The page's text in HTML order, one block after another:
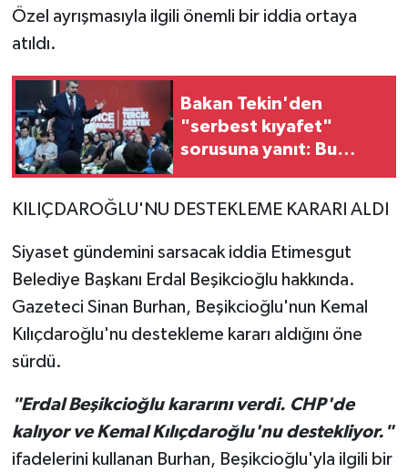
Özel ayrışmasıyla ilgili önemli bir iddia ortaya
atıldı.
Bakan Tekin'den
"serbest kıyafet"
sorusuna yanıt: Bu
KILIÇDAROĞLU'NU DESTEKLEME KARARI ALDI
Siyaset gündemini sarsacak iddia Etimesgut
Belediye Başkanı Erdal Beşikcioğlu hakkında.
Gazeteci Sinan Burhan, Beşikcioğlu'nun Kemal
Kılıçdaroğlu'nu destekleme kararı aldığını öne
sürdü.
"Erdal Beşikcioğlu kararını verdi. CHP'de
kalıyor ve Kemal Kılıçdaroğlu'nu destekliyor."
ifadelerini kullanan Burhan, Beşikcioğlu'yla ilgili bir